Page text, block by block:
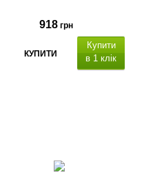
918 грн
КУПИТИ
Купити
в 1 клік